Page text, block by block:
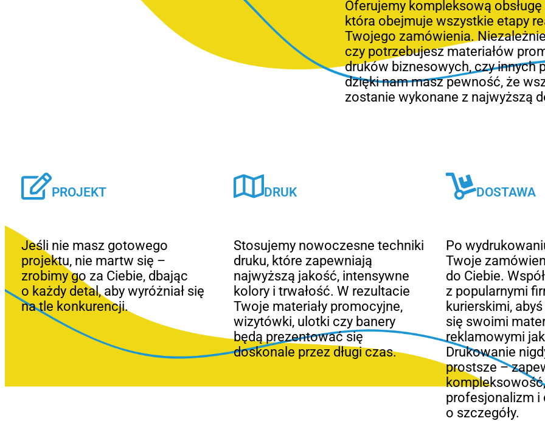
Oferujemy kompleksową
która obejmuje wszystkie etapy
Twojego zamówienia.
czy potrzebujesz materiałów
druków biznesowych, czy innych
dzięki nam masz pewność, że
zostanie wykonane z najwyższą
PROJEKT
Jeśli nie masz gotowego
projektu, nie martw się –
zrobimy go za Ciebie, dbając
o każdy detal, aby wyróżniał się
na tle konkurencji.
DRUK
Stosujemy nowoczesne techniki
druku, które zapewniają
najwyższą jakość, intensywne
kolory i trwałość. W rezultacie
Twoje materiały promocyjne,
wizytówki, ulotki czy banery
będą prezentować się
doskonale przez długi czas.
DOSTAWA
Po
Twoje
do Ciebie.
z popularnymi
kurierskimi,
się swoimi
reklamowymi
Drukowanie
prostsze –
kompleksowość,
profesjonalizm i
o szczegóły.